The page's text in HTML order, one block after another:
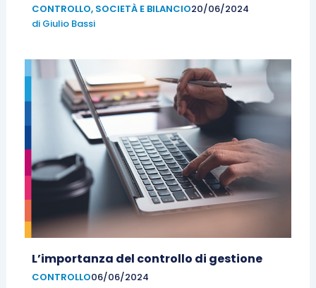
CONTROLLO, SOCIETÀ E BILANCIO20/06/2024
di Giulio Bassi
L’importanza del controllo di gestione
CONTROLLO06/06/2024